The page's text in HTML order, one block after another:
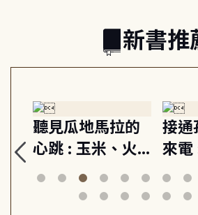
新書推
聽見瓜地馬拉的
心跳 : 玉米、火
山與信仰, 外交官
筆下的現代馬雅
接通
來電
建立
節奏